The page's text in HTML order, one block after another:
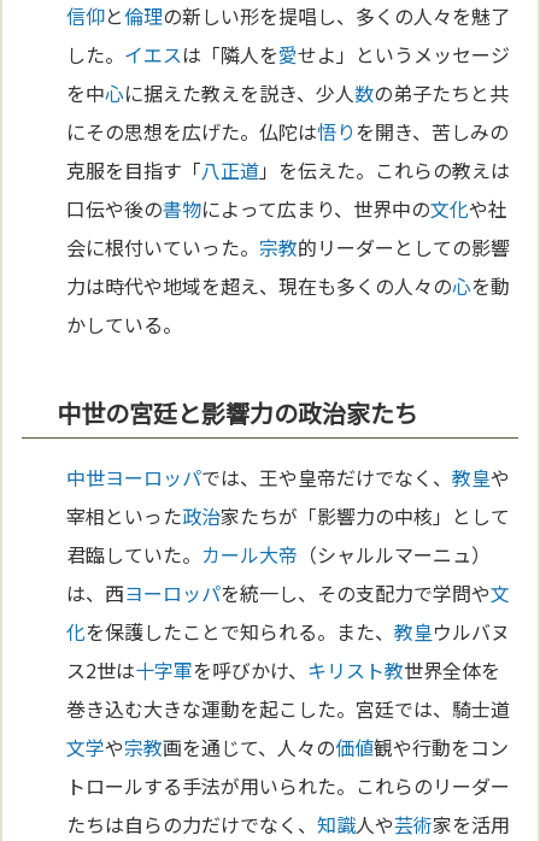
信仰と倫理の新しい形を提唱し、多くの人々を魅了
した。 イエスは「隣人を愛せよ」というメッセージ
を中心に据えた教えを説き、少人数の弟子たちと共
にその思想を広げた。仏陀は悟りを開き、苦しみの
克服を目指す「八正道」を伝えた。これらの教えは
口伝や後の書物によって広まり、世界中の文化や社
会に根付いていった。 宗教的リーダーとしての影響
力は時代や地域を超え、現在も多くの人々の心を動
かしている。
中世の宮廷と影響力の政治家たち
中世ヨーロッパでは、王や皇帝だけでなく、教皇や
宰相といった政治家たちが「影響力の中核」として
君臨していた。 カール大帝 （シャルルマーニュ）
は、西ヨーロッパを統一し、その支配力で学問や文
化を保護したことで知られる。また、教皇ウルバヌ
ス2世は十字軍を呼びかけ、 キリスト教世界全体を
巻き込む大きな運動を起こした。宮廷では、騎士道
文学や宗教画を通じて、人々の価値観や行動をコン
トロールする手法が用いられた。これらのリーダー
たちは自らの力だけでなく、知識人や芸術家を活用